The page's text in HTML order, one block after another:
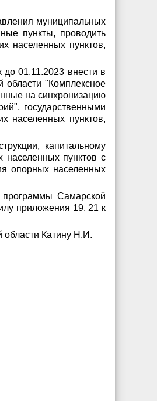
муниципальных
пункты, проводить
населенных пунктов,
01.11.2023 внести в
области "Комплексное
на синхронизацию
государственными
населенных пунктов,
капитальному
населенных пунктов с
опорных населенных
программы Самарской
приложения 19, 21 к
области Катину Н.И.